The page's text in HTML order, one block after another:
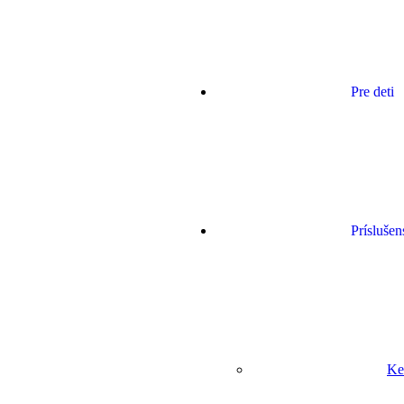
Pre deti